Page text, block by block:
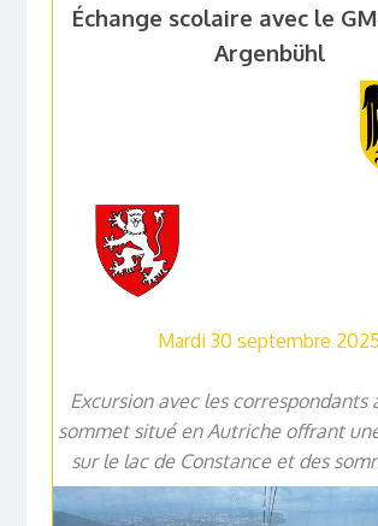
Échange scolaire avec le
Argenbühl
Mardi 30 septembre 2025
Excursion avec les correspondants
sommet situé en Autriche offrant
sur le lac de Constance et des